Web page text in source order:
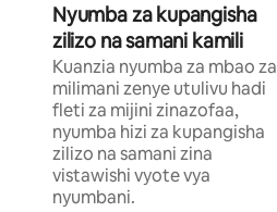
Nyumba za kupangisha
zilizo na samani kamili
Kuanzia nyumba za mbao za
milimani zenye utulivu hadi
fleti za mijini zinazofaa,
nyumba hizi za kupangisha
zilizo na samani zina
vistawishi vyote vya
nyumbani.